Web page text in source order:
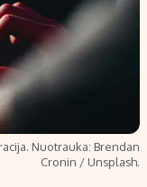
naujienos
Nuotrauka: Brendan
Cronin / Unsplash.